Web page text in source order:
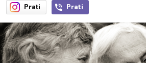
Prati Prati